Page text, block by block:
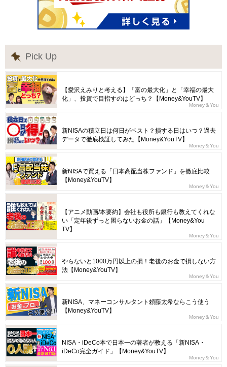
Pick Up
【愛沢えみりと考える】「富の最大化」と「幸福の最大
化」、投資で目指すのはどっち？【Money&YouTV】
Money＆You
新NISAの積立日は何日がベスト？損する日はいつ？過去
データで徹底検証してみた【Money&YouTV】
Money＆You
新NISAで買える「日本高配当株ファンド」を徹底比較
【Money&YouTV】
Money＆You
【アニメ動画/本要約】会社も役所も銀行も教えてくれな
い「定年後ずっと困らないお金の話」【Money&You
TV】
Money＆You
やらないと1000万円以上の損！老後のお金で損しない方
法【Money&YouTV】
Money＆You
新NISA、マネーコンサルタント頼藤太希ならこう使う
【Money&YouTV】
Money＆You
NISA・iDeCo本で日本一の著者が教える「新NISA・
iDeCo完全ガイド」【Money&YouTV】
Money＆You